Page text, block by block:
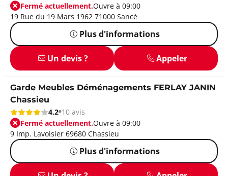
Fermé actuellement.Ouvre à 09:00
19 Rue du 19 Mars 1962 71000 Sancé
Plus d'informations
Un devis ? Appeler
Garde Meubles Déménagements FERLAY JANIN
Chassieu
4,2 10 avis
Fermé actuellement.Ouvre à 09:00
9 Imp. Lavoisier 69680 Chassieu
Plus d'informations